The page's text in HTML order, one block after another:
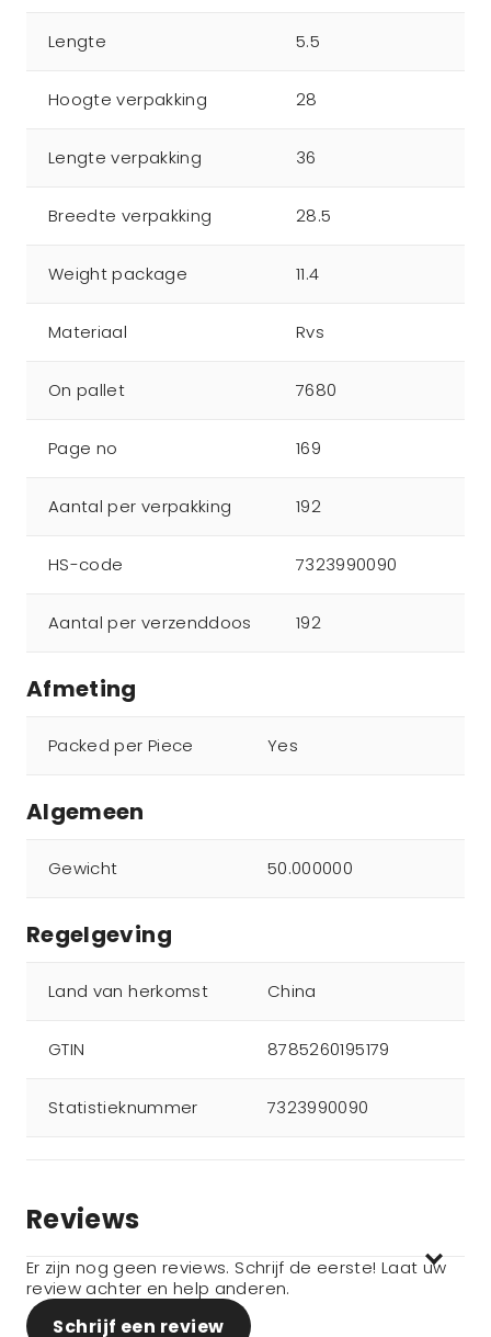
Lengte 5.5
Hoogte verpakking 28
Lengte verpakking 36
Breedte verpakking 28.5
Weight package 11.4
Materiaal Rvs
On pallet 7680
Page no 169
Aantal per verpakking 192
HS-code 7323990090
Aantal per verzenddoos 192
Afmeting
Packed per Piece Yes
Algemeen
Gewicht 50.000000
Regelgeving
Land van herkomst China
GTIN 8785260195179
Statistieknummer 7323990090
Reviews
Er zijn nog geen reviews. Schrijf de eerste! Laat uw
review achter en help anderen.
Schrijf een review